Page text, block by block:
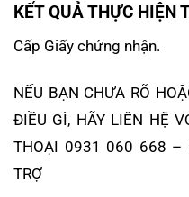
KẾT QUẢ THỰC HIỆN
Cấp Giấy chứng nhận.
NẾU BẠN CHƯA RÕ
ĐIỀU GÌ, HÃY LIÊN HỆ
THOẠI 0931 060 668 –
TRỢ